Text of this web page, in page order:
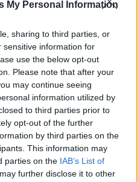
My Personal Information
sharing to third parties, or
sensitive information for
use the below opt-out
Please note that after your
may continue seeing
information utilized by
to third parties prior to
opt-out of the further
by third parties on the
This information may
parties on the IAB’s List of
further disclose it to other
Julian Röpcke,
nyújtott segítségét,
ma X-csatornáján,
elemző, a Bild
véleményvezérnek
Államok végig azt
minden fegyvere megvan
fronton, közben...